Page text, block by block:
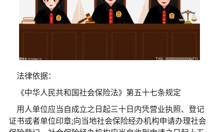
法律依据：
《中华人民共和国社会保险法》第五十七条规定
用人单位应当自成立之日起三十日内凭营业执照、登记
证书或者单位印章;向当地社会保险经办机构申请办理社会